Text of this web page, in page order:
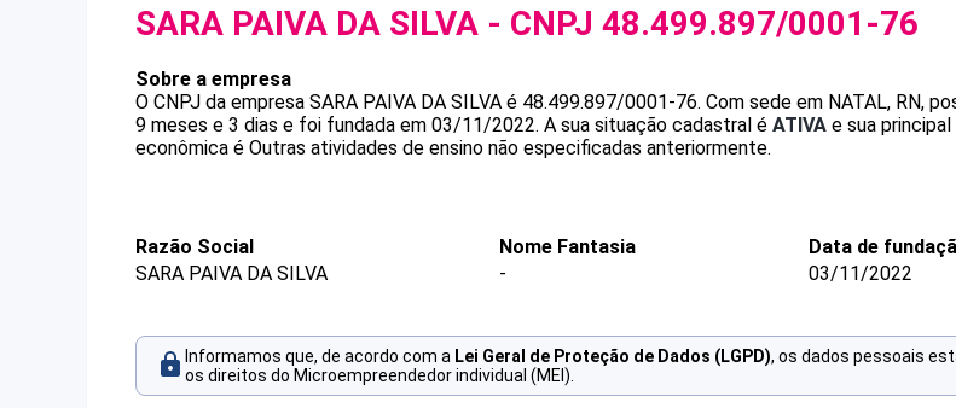
SARA PAIVA DA SILVA - CNPJ 48.499.897/0001-76
Sobre a empresa
O CNPJ da empresa SARA PAIVA DA SILVA é 48.499.897/0001-76. Com sede em NATAL, RN,
9 meses e 3 dias e foi fundada em 03/11/2022. A sua situação cadastral é ATIVA e sua
econômica é Outras atividades de ensino não especificadas anteriormente.
Razão Social
SARA PAIVA DA SILVA
Nome Fantasia
-
Data de
03/11/2022
Informamos que, de acordo com a Lei Geral de Proteção de Dados (LGPD), os dados pessoais
os direitos do Microempreendedor individual (MEI).